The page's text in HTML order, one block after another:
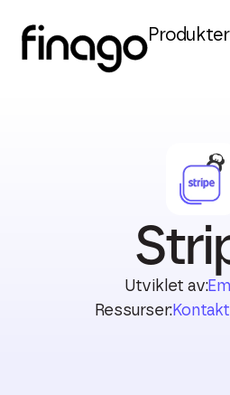
Produkter
Utviklet av:
Ressurser: